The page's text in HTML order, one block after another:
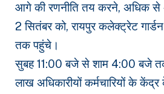
आगे की रणनीति तय करने, अधिक से
2 सितंबर को, रायपुर कलेक्ट्रेट
तक पहुंचे।
सुबह 11:00 बजे से शाम 4:00 बजे
लाख अधिकारीयों कर्मचारियों के